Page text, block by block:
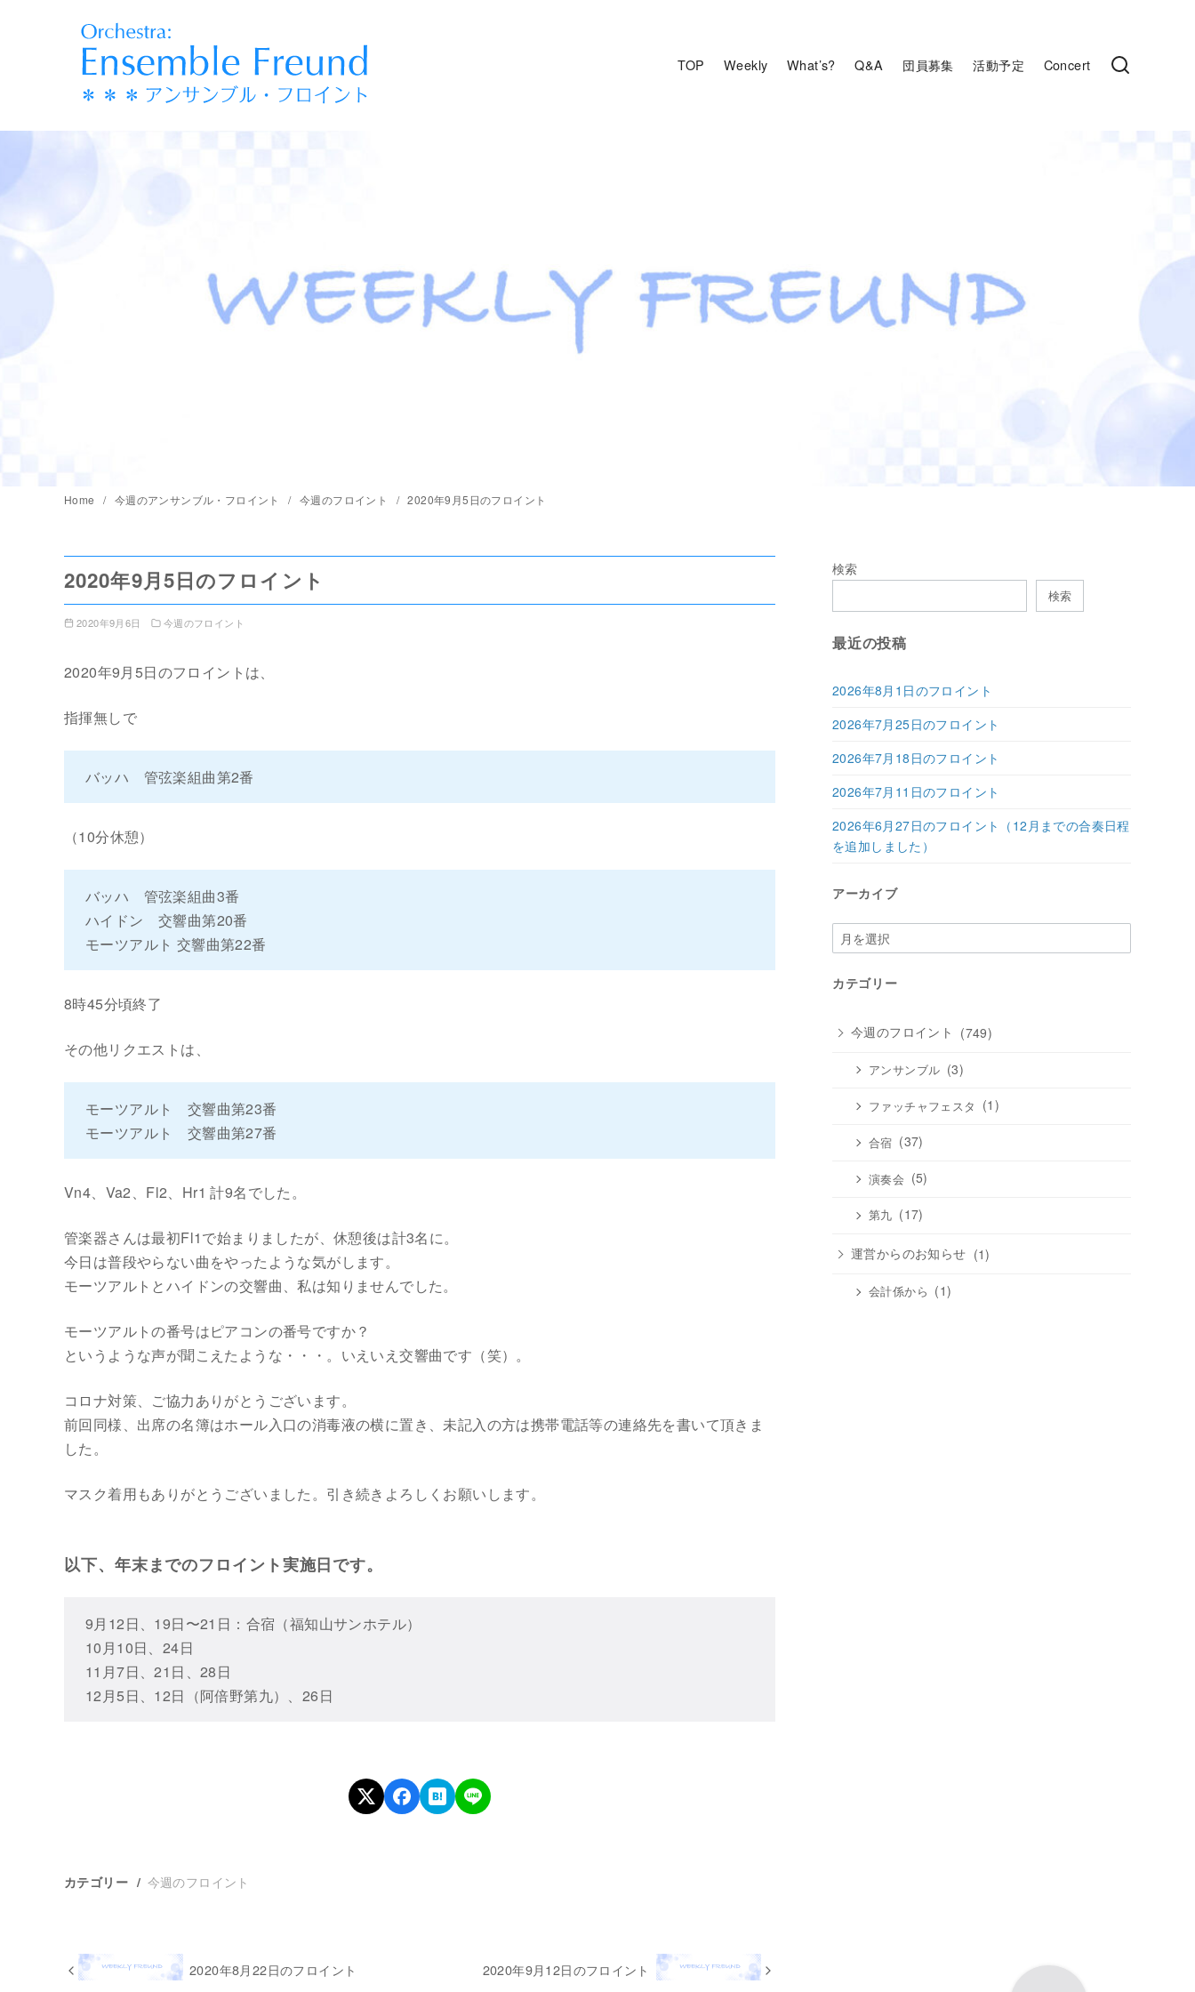
へ
TOP Weekly What’s? Q&A 団員募集 活動予定 Concert
Home 今週のアンサンブル・フロイント 今週のフロイント 2020年9月5日のフロイント
2020年9月5日のフロイント
2020年9月6日 今週のフロイント
2020年9月5日のフロイントは、
指揮無しで
バッハ 管弦楽組曲第2番
（10分休憩）
バッハ 管弦楽組曲3番
ハイドン 交響曲第20番
モーツアルト 交響曲第22番
8時45分頃終了
その他リクエストは、
モーツアルト 交響曲第23番
モーツアルト 交響曲第27番
Vn4、Va2、Fl2、Hr1 計9名でした。
管楽器さんは最初Fl1で始まりましたが、休憩後は計3名に。
今日は普段やらない曲をやったような気がします。
モーツアルトとハイドンの交響曲、私は知りませんでした。
モーツアルトの番号はピアコンの番号ですか？
というような声が聞こえたような・・・。いえいえ交響曲です（笑）。
コロナ対策、ご協力ありがとうございます。
前回同様、出席の名簿はホール入口の消毒液の横に置き、未記入の方は携帯電話等の連絡先を書いて頂きま
した。
マスク着用もありがとうございました。引き続きよろしくお願いします。
以下、年末までのフロイント実施日です。
9月12日、19日〜21日：合宿（福知山サンホテル）
10月10日、24日
11月7日、21日、28日
12月5日、12日（阿倍野第九）、26日
カテゴリー 今週のフロイント
2020年8月22日のフロイント 2020年9月12日のフロイント
検索
検索
最近の投稿
2026年8月1日のフロイント
2026年7月25日のフロイント
2026年7月18日のフロイント
2026年7月11日のフロイント
2026年6月27日のフロイント（12月までの合奏日程
を追加しました）
アーカイブ
ア
ー
イ
カテゴリー
今週のフロイント (749)
アンサンブル (3)
ファッチャフェスタ (1)
合宿 (37)
演奏会 (5)
第九 (17)
運営からのお知らせ (1)
会計係から (1)